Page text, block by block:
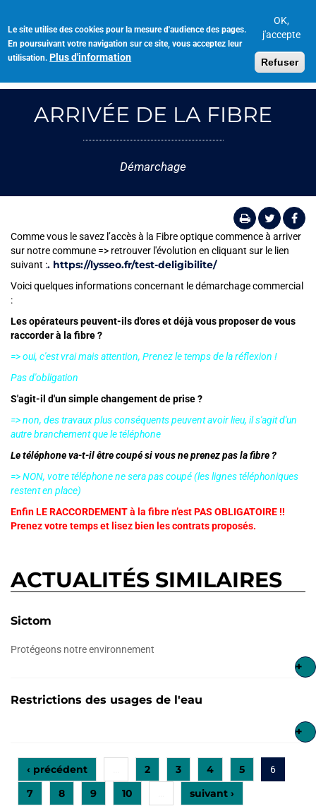
Le site utilise des cookies pour la mesure d'audience des pages.
En poursuivant votre navigation sur ce site, vous acceptez leur
utilisation. Plus d'information
OK,
j'accepte
Refuser
contenu
principal
ARRIVÉE DE LA FIBRE
Démarchage
Comme vous le savez l’accès à la Fibre optique commence à arriver
sur notre commune => retrouver l'évolution en cliquant sur le lien
suivant :. https://lysseo.fr/test-deligibilite/
Voici quelques informations concernant le démarchage commercial
:
Les opérateurs peuvent-ils d'ores et déjà vous proposer de vous
raccorder à la fibre ?
=> oui, c'est vrai mais attention, Prenez le temps de la réflexion !
Pas d'obligation
S'agit-il d'un simple changement de prise ?
=> non, des travaux plus conséquents peuvent avoir lieu, il s'agit d'un
autre branchement que le téléphone
Le téléphone va-t-il être coupé si vous ne prenez pas la fibre ?
=> NON, votre téléphone ne sera pas coupé (les lignes téléphoniques
restent en place)
Enfin LE RACCORDEMENT à la fibre n’est PAS OBLIGATOIRE !!
Prenez votre temps et lisez bien les contrats proposés.
ACTUALITÉS SIMILAIRES
Sictom
Protégeons notre environnement
+
Restrictions des usages de l'eau
+
‹ précédent 2 3 4 5 6
7 8 9 10 suivant ›